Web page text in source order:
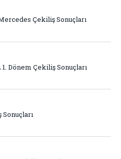
Çekiliş Sonuçları
Dönem Çekiliş Sonuçları